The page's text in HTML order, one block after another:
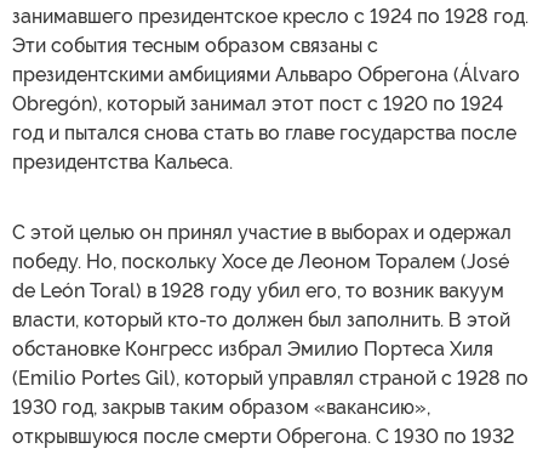
занимавшего президентское кресло с 1924 по 1928 год.
Эти события тесным образом связаны с
президентскими амбициями Альваро Обрегона (Álvaro
Obregón), который занимал этот пост с 1920 по 1924
год и пытался снова стать во главе государства после
президентства Кальеса.
С этой целью он принял участие в выборах и одержал
победу. Но, поскольку Хосе де Леоном Торалем (José
de León Toral) в 1928 году убил его, то возник вакуум
власти, который кто-то должен был заполнить. В этой
обстановке Конгресс избрал Эмилио Портеса Хиля
(Emilio Portes Gil), который управлял страной с 1928 по
1930 год, закрыв таким образом «вакансию»,
открывшуюся после смерти Обрегона. С 1930 по 1932